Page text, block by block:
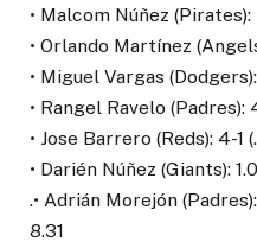
• Malcom Núñez (Pirates):
• Orlando Martínez
• Miguel Vargas
• Rangel Ravelo (Padres):
• Jose Barrero (Reds): 4-1
• Darién Núñez (Giants):
.• Adrián Morejón
8.31